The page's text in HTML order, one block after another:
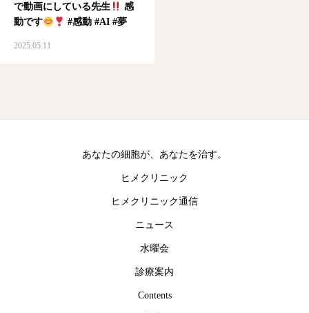
で動画にしている先生
感
動です
#感動 #AI #夢
2025.05.11
あなたの細胞が、あなたを治す。
ヒメクリニック
ヒメクリニック通信
ニュース
水曜会
診療案内
Contents